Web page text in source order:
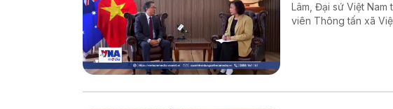
Lâm, Đại sứ Việt Nam
viên Thông tấn xã